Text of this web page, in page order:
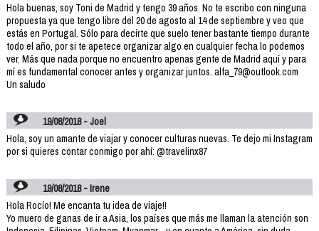
Hola buenas, soy Toni de Madrid y tengo 39 años. No te escribo con ninguna
propuesta ya que tengo libre del 20 de agosto al 14 de septiembre y veo que
estás en Portugal. Sólo para decirte que suelo tener bastante tiempo durante
todo el año, por si te apetece organizar algo en cualquier fecha lo podemos
ver. Más que nada porque no encuentro apenas gente de Madrid aquí y para
mí es fundamental conocer antes y organizar juntos. alfa_79@outlook.com
Un saludo
19/08/2018 - Joel
Hola, soy un amante de viajar y conocer culturas nuevas. Te dejo mi Instagram
por si quieres contar conmigo por ahí: @travelinx87
19/08/2018 - Irene
Hola Rocío! Me encanta tu idea de viaje!!
Yo muero de ganas de ir a Asia, los países que más me llaman la atención son